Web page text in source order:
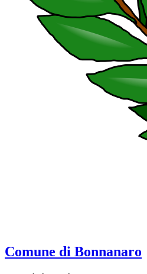
Comune di Bonnanaro